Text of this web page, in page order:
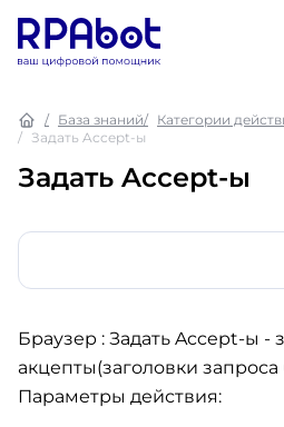
База знаний Категории
Задать Accept-ы
Задать Accept-ы
Браузер : Задать Accept-ы -
акцепты(заголовки запроса
Параметры действия: